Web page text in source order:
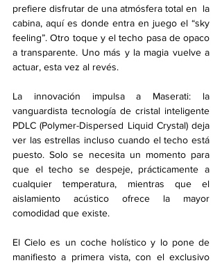
prefiere disfrutar de una atmósfera total en  la
cabina, aquí es donde entra en juego el “sky
feeling”. Otro toque y el techo pasa de opaco
a transparente. Uno más y la magia vuelve a
actuar, esta vez al revés.
La innovación impulsa a Maserati: la
vanguardista tecnología de cristal inteligente
PDLC (Polymer-Dispersed Liquid Crystal) deja
ver las estrellas incluso cuando el techo está
puesto. Solo se necesita un momento para
que el techo se despeje, prácticamente a
cualquier temperatura, mientras que el
aislamiento acústico ofrece la mayor
comodidad que existe.
El Cielo es un coche holístico y lo pone de
manifiesto a primera vista, con el exclusivo